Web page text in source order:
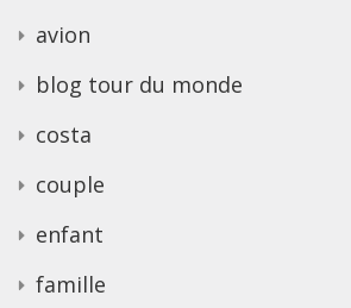
avion
blog tour du monde
costa
couple
enfant
famille